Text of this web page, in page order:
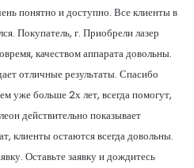
понятно и доступно. Все клиенты в
Покупатель, г. Приобрели лазер
качеством аппарата довольны.
отличные результаты. Спасибо
уже больше 2х лет, всегда помогут,
действительно показывает
клиенты остаются всегда довольны.
Оставьте заявку и дождитесь